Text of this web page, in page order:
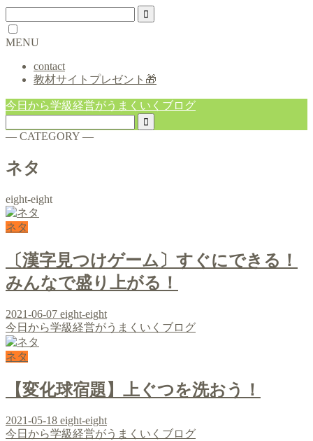
MENU
contact
教材サイトプレゼント🎁
今日から学級経営がうまくいくブログ
― CATEGORY ―
ネタ
eight-eight
ネタ
〔漢字見つけゲーム〕すぐにできる！
みんなで盛り上がる！
2021-06-07 eight-eight
今日から学級経営がうまくいくブログ
ネタ
【変化球宿題】上ぐつを洗おう！
2021-05-18 eight-eight
今日から学級経営がうまくいくブログ